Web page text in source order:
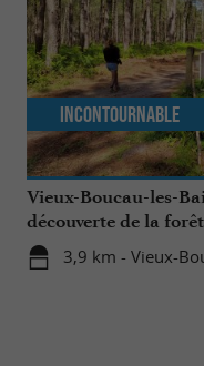
Vieux-Boucau-les-
découverte de la
3,9 km - Vieux-
Incontournable